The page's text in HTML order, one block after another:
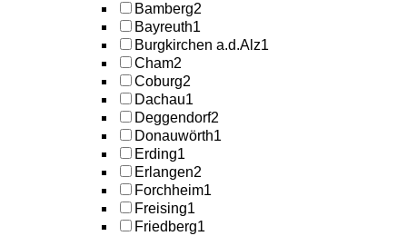
Bamberg2
Bayreuth1
Burgkirchen a.d.Alz1
Cham2
Coburg2
Dachau1
Deggendorf2
Donauwörth1
Erding1
Erlangen2
Forchheim1
Freising1
Friedberg1